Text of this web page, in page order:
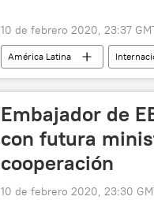
10 de febrero 2020, 23:37
América Latina
noticias
Embajador de
con futura
cooperación
10 de febrero 2020, 23:30